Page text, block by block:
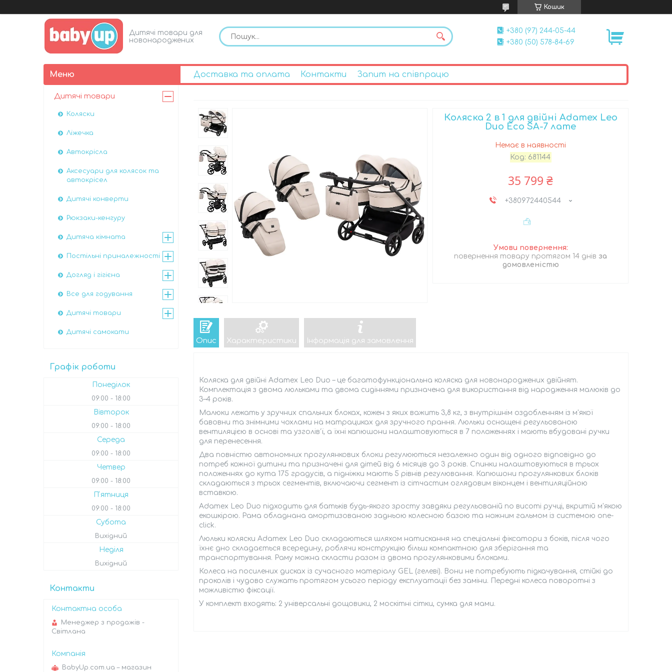
Кошик
Дитячі товари для
новонароджених
+380 (97) 244-05-44
+380 (50) 578-84-69
Доставка та оплата Контакти Запит на співпрацю
Коляска 2 в 1 для двійні Adamex Leo
Duo Eco SA-7 лате
Немає в наявності
Код: 681144
35 799 ₴
+380972440544
повернення товару протягом 14 днів за
домовленістю
Опис Характеристики Інформація для замовлення
Коляска для двійні Adamex Leo Duo – це багатофункціональна коляска для новонароджених двійнят.
Комплектація з двома люльками та двома сидіннями призначена для використання від народження малюків до
3–4 років.
Малюки лежать у зручних спальних блоках, кожен з яких важить 3,8 кг, з внутрішнім оздобленням із м'якої
бавовни та знімними чохлами на матрациках для зручного прання. Люльки оснащені регульованою
вентиляцією в основі та узголів’ї, а їхні капюшони налаштовуються в 7 положеннях і мають вбудовані ручки
для перенесення.
Два повністю автономних прогулянкових блоки регулюються незалежно один від одного відповідно до
потреб кожної дитини та призначені для дітей від 6 місяців до 3 років. Спинки налаштовуються в трьох
положеннях до кута 175 градусів, а підніжки мають 5 рівнів регулювання. Капюшони прогулянкових блоків
складаються з трьох сегментів, включаючи сегмент із сітчастим оглядовим віконцем і вентиляційною
вставкою.
Adamex Leo Duo підходить для батьків будь-якого зросту завдяки регульованій по висоті ручці, вкритій м'якою
екошкірою. Рама обладнана амортизованою задньою колесною базою та ножним гальмом із системою one-
click.
Люльки коляски Adamex Leo Duo складаються шляхом натискання на спеціальні фіксатори з боків, після чого
їхнє дно складається всередину, роблячи конструкцію більш компактною для зберігання та
транспортування. Раму можна скласти разом із двома прогулянковими блоками.
Колеса на посилених дисках із сучасного матеріалу GEL (гелеві). Вони не потребують підкачування, стійкі до
проколів і чудово служать протягом усього періоду експлуатації без заміни. Передні колеса поворотні з
можливістю фіксації.
У комплект входять: 2 універсальні дощовики, 2 москітні сітки, сумка для мами.
Дитячі товари
Коляски
Ліжечка
Автокрісла
Аксесуари для колясок та
автокрісел
Дитячі конверти
Рюкзаки-кенгуру
Дитяча кімната
Постільні приналежності
Догляд і гігієна
Все для годування
Дитячі товари
Дитячі самокати
Графік роботи
Понеділок
09:00 18:00
Вівторок
09:00 18:00
Середа
09:00 18:00
Четвер
09:00 18:00
Пʼятниця
09:00 18:00
Субота
Вихідний
Неділя
Вихідний
Контакти
Менеджер з продажів -
Світлана
BabyUp.com.ua – магазин